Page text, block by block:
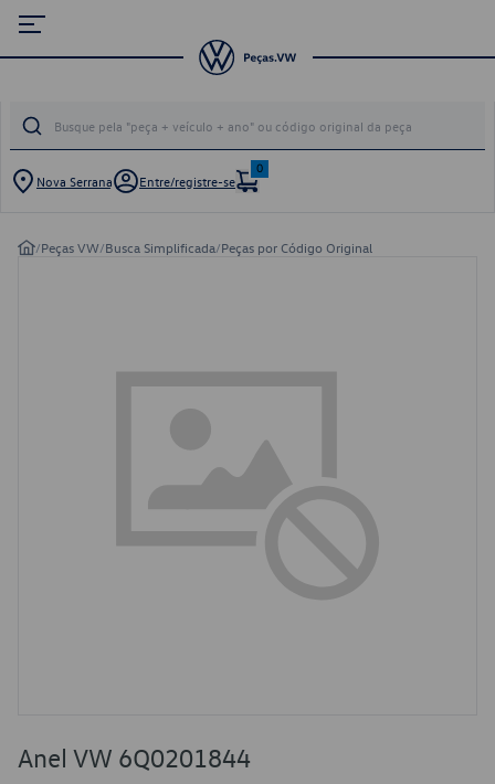
Nova Serrana Entre/registre-se
0
/Peças VW/Busca Simplificada/Peças por Código Original
Anel VW 6Q0201844